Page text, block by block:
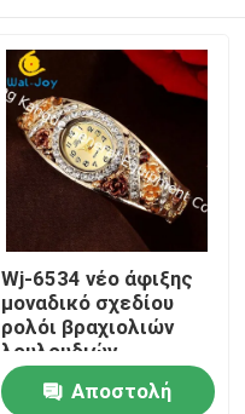
Wj-6534 νέο άφιξης
μοναδικό σχεδίου
ρολόι βραχιολιών
λουλουδιών
εργοστασίων άμεσο
κλασικόΑποστολή